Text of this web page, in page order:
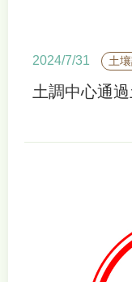
2024/7/31 土
土調中心通